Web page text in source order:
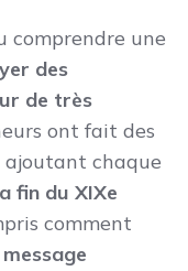
comprendre une
des
de très
ont fait des
ajoutant chaque
fin du XIXe
comment